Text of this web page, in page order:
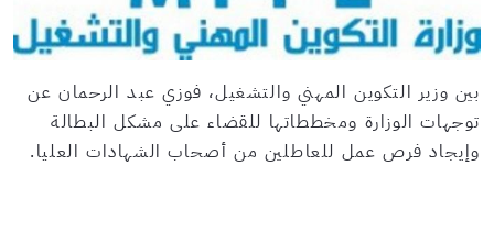
بين وزير التكوين المهني والتشغيل، فوزي عبد الرحمان عن
توجهات الوزارة ومخططاتها للقضاء على مشكل البطالة
وإيجاد فرص عمل للعاطلين من أصحاب الشهادات العليا.